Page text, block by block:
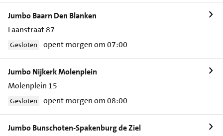
Jumbo Baarn Den Blanken
Laanstraat 87
Gesloten opent morgen om 07:00
Jumbo Nijkerk Molenplein
Molenplein 15
Gesloten opent morgen om 08:00
Jumbo Bunschoten-Spakenburg de Ziel